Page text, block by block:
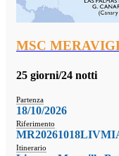
MSC
25 giorni/24 notti
Partenza
18/10/2026
Riferimento
Itinerario